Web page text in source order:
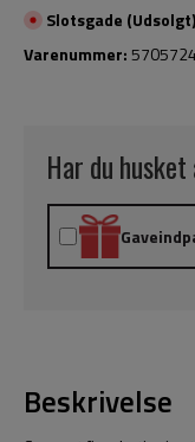
Slotsgade (Udsolgt)
Varenummer:
Har du
Beskrivelse